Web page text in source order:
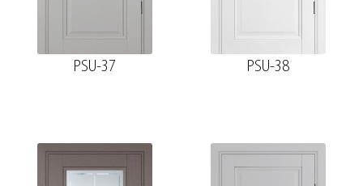
PSU-37 PSU-38